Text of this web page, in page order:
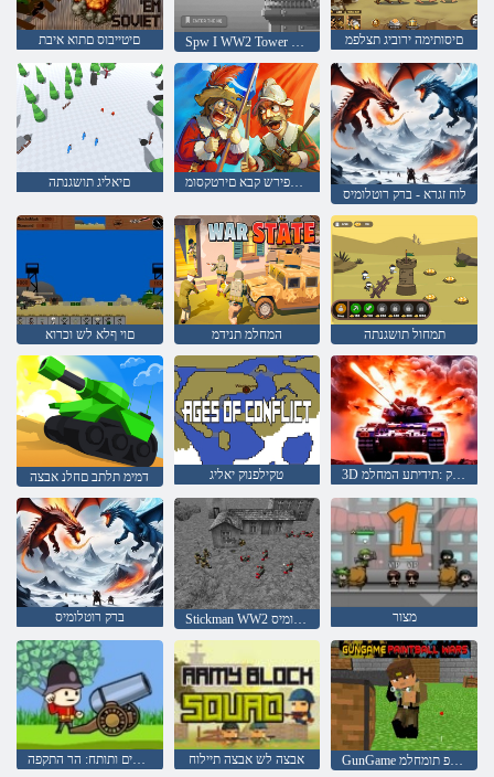
םיטייבוס םתוא איבת םיסותימה ירוביג תצלפמ
םיאליג תושגנתה הדלפ דגנ הפירש קבא םירטקסומ
לוח זגרא - ברק רוטלומיס
םוי ףלא לש וכרוא המחלמ תנידמ תמחול תושגנתה
דמימ תלתב םחלנ אבצה טקילפנוק יאליג 3D ללחב טוב ברק :תידיתע המחלמ
ברק רוטלומיס Stickman WW2 לש ברק רוטלומיס מצור
חיילים ותותח: הר התקפה אבצה לש אבצה תיילוח GunGame לש לובטנייפ תומחלמ